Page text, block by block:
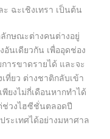
ฉะเชิงเทรา เป็นต้น
กษณะต่างคนต่างอยู่
นเดียวกัน เพื่ออุดช่อง
ารขาดรายได้ และจะ
ที่ยว ต่างชาติกลับเข้า
ยงไม่กี่เดือนหากทำได้
ช่วงไฮซีชั่นตลอดปี
ระเทศได้อย่างมหาศาล